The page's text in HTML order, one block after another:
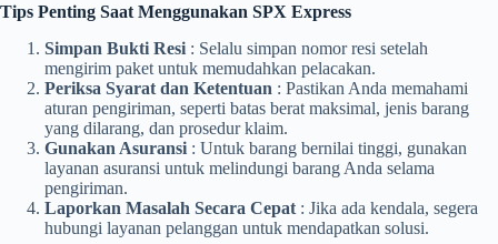
Tips Penting Saat Menggunakan SPX Express
Simpan Bukti Resi : Selalu simpan nomor resi setelah
mengirim paket untuk memudahkan pelacakan.
Periksa Syarat dan Ketentuan : Pastikan Anda memahami
aturan pengiriman, seperti batas berat maksimal, jenis barang
yang dilarang, dan prosedur klaim.
Gunakan Asuransi : Untuk barang bernilai tinggi, gunakan
layanan asuransi untuk melindungi barang Anda selama
pengiriman.
Laporkan Masalah Secara Cepat : Jika ada kendala, segera
hubungi layanan pelanggan untuk mendapatkan solusi.